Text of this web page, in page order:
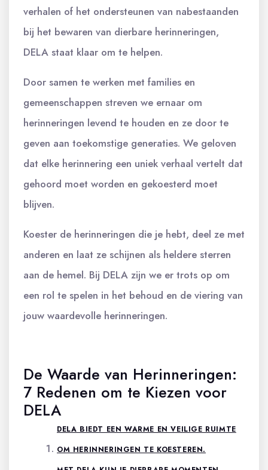
verhalen of het ondersteunen van nabestaanden
bij het bewaren van dierbare herinneringen,
DELA staat klaar om te helpen.
Door samen te werken met families en
gemeenschappen streven we ernaar om
herinneringen levend te houden en ze door te
geven aan toekomstige generaties. We geloven
dat elke herinnering een uniek verhaal vertelt dat
gehoord moet worden en gekoesterd moet
blijven.
Koester de herinneringen die je hebt, deel ze met
anderen en laat ze schijnen als heldere sterren
aan de hemel. Bij DELA zijn we er trots op om
een rol te spelen in het behoud en de viering van
jouw waardevolle herinneringen.
De Waarde van Herinneringen:
7 Redenen om te Kiezen voor
DELA
DELA BIEDT EEN WARME EN VEILIGE RUIMTE
OM HERINNERINGEN TE KOESTEREN.